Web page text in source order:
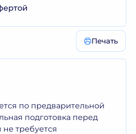
Печать
по предварительной
подготовка перед
требуется